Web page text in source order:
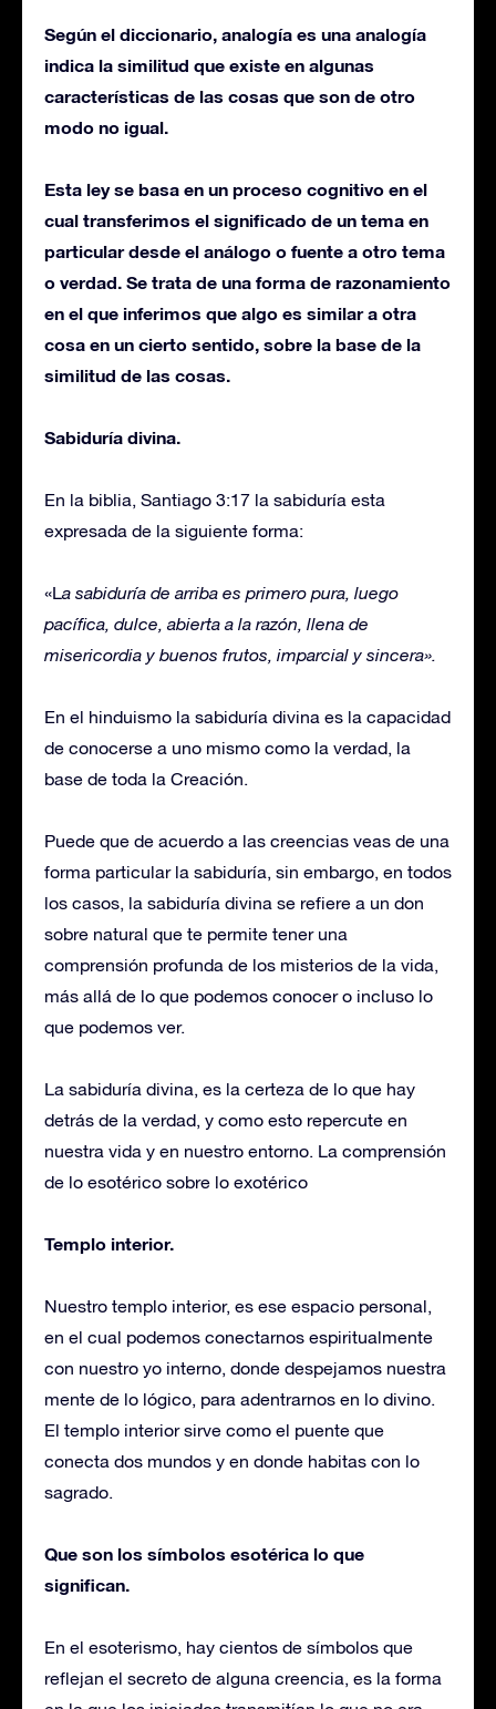
Según el diccionario, analogía es una analogía
indica la similitud que existe en algunas
características de las cosas que son de otro
modo no igual.
Esta ley se basa en un proceso cognitivo en el
cual transferimos el significado de un tema en
particular desde el análogo o fuente a otro tema
o verdad. Se trata de una forma de razonamiento
en el que inferimos que algo es similar a otra
cosa en un cierto sentido, sobre la base de la
similitud de las cosas.
Sabiduría divina.
En la biblia, Santiago 3:17 la sabiduría esta
expresada de la siguiente forma:
«La sabiduría de arriba es primero pura, luego
pacífica, dulce, abierta a la razón, llena de
misericordia y buenos frutos, imparcial y sincera».
En el hinduismo la sabiduría divina es la capacidad
de conocerse a uno mismo como la verdad, la
base de toda la Creación.
Puede que de acuerdo a las creencias veas de una
forma particular la sabiduría, sin embargo, en todos
los casos, la sabiduría divina se refiere a un don
sobre natural que te permite tener una
comprensión profunda de los misterios de la vida,
más allá de lo que podemos conocer o incluso lo
que podemos ver.
La sabiduría divina, es la certeza de lo que hay
detrás de la verdad, y como esto repercute en
nuestra vida y en nuestro entorno. La comprensión
de lo esotérico sobre lo exotérico
Templo interior.
Nuestro templo interior, es ese espacio personal,
en el cual podemos conectarnos espiritualmente
con nuestro yo interno, donde despejamos nuestra
mente de lo lógico, para adentrarnos en lo divino.
El templo interior sirve como el puente que
conecta dos mundos y en donde habitas con lo
sagrado.
Que son los símbolos esotérica lo que
significan.
En el esoterismo, hay cientos de símbolos que
reflejan el secreto de alguna creencia, es la forma